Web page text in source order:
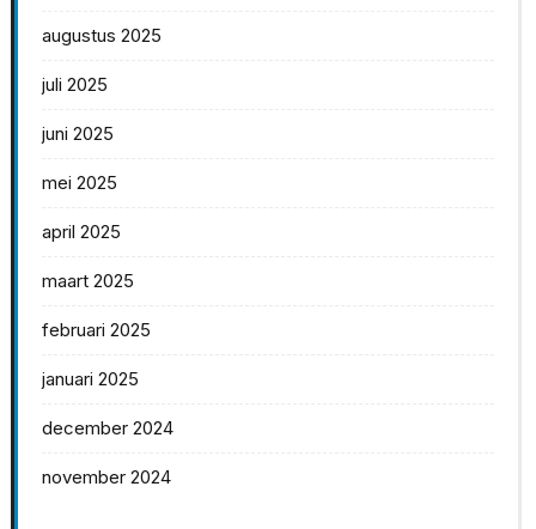
augustus 2025
juli 2025
juni 2025
mei 2025
april 2025
maart 2025
februari 2025
januari 2025
december 2024
november 2024